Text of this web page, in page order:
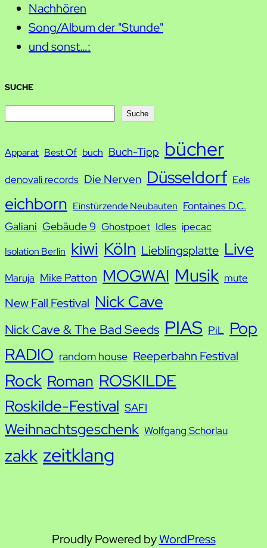
Nachhören
Song/Album der "Stunde"
und sonst…:
SUCHE
c
Suche
Apparat Best Of buch Buch-Tipp bücher
denovali records Die Nerven Düsseldorf Eels
eichborn Einstürzende Neubauten Fontaines D.C.
Galiani Gebäude 9 Ghostpoet Idles ipecac
Isolation Berlin kiwi Köln Lieblingsplatte Live
Maruja Mike Patton MOGWAI Musik mute
New Fall Festival Nick Cave
Nick Cave & The Bad Seeds PIAS PiL Pop
RADIO random house Reeperbahn Festival
Rock Roman ROSKILDE
Roskilde-Festival SAFI
Weihnachtsgeschenk Wolfgang Schorlau
zakk zeitklang
Proudly Powered byWordPress